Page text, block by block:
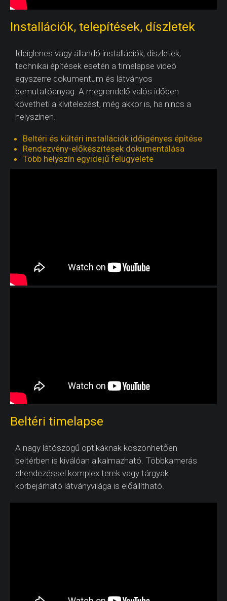
Installációk, telepítések, díszletek
Ideiglenes vagy állandó installációk, díszletek,
technikai építések esetén a timelapse videó
egyszerre dokumentum és látványos
bemutatóanyag. A megrendelő valós időben
követheti a kivitelezést, még akkor is, ha nincs a
helyszínen.
Beltéri és kültéri installációk időigényes építése
Rendezvény-előkészítések dokumentálása
Több helyszín egyidejű felügyelete
Beltéri timelapse
A nagy látószögű optikáknak köszönhetően
beltérben is kiválóan alkalmazható. Többkamerás
elrendezéssel komplex terek vagy tárgyak
körbejárható látványvilága is előállítható.